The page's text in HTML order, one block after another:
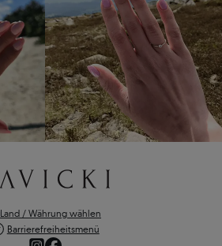
Land / Währung wählen
Barrierefreiheitsmenü